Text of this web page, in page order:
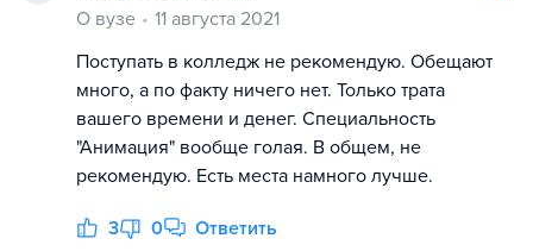
О вузе
11 августа 2021
Поступать в колледж не рекомендую. Обещают
много, а по факту ничего нет. Только трата
вашего времени и денег. Специальность
"Анимация" вообще голая. В общем, не
рекомендую. Есть места намного лучше.
3 0 Ответить